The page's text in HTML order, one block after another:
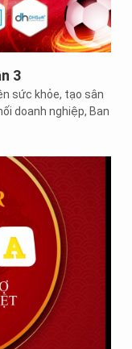
3
sức khỏe, tạo sân
doanh nghiệp, Ban